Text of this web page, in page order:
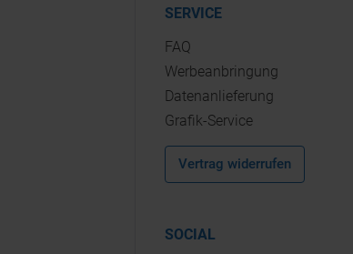
SERVICE
FAQ
Werbeanbringung
Datenanlieferung
Grafik-Service
Vertrag widerrufen
SOCIAL